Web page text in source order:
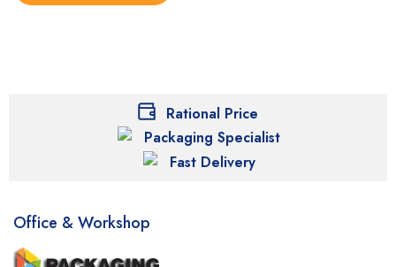
Rational Price
Packaging Specialist
Fast Delivery
Office & Workshop